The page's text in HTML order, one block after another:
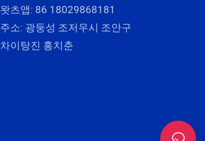
왓츠앱: 86 18029868181
주소: 광둥성 조저우시 조안구
차이탕진 홍치춘